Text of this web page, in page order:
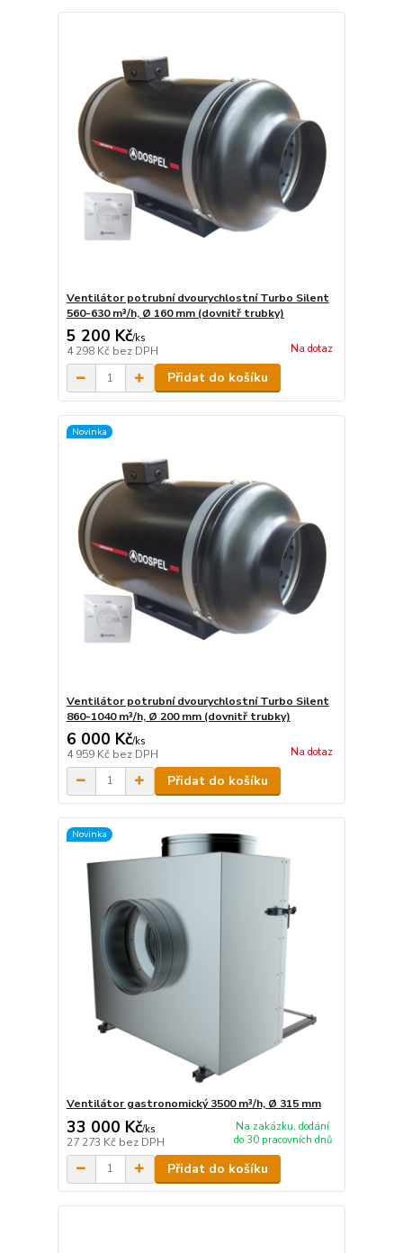
Ventilátor potrubní dvourychlostní Turbo Silent
560-630 m³/h, Ø 160 mm (dovnitř trubky)
5 200 Kč/ks
4 298 Kč bez DPH Na dotaz
Přidat do košíku
Novinka
Ventilátor potrubní dvourychlostní Turbo Silent
860-1040 m³/h, Ø 200 mm (dovnitř trubky)
6 000 Kč/ks
4 959 Kč bez DPH Na dotaz
Přidat do košíku
Novinka
Ventilátor gastronomický 3500 m³/h, Ø 315 mm
33 000 Kč/ks
27 273 Kč bez DPH
Na zakázku, dodání
do 30 pracovních dnů
Přidat do košíku